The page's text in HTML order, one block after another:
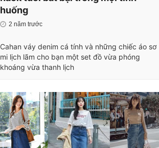
huống
2 năm trước
Cahan váy denim cá tính và những chiếc áo sơ
mi lịch lãm cho bạn một set đồ vừa phóng
khoáng vừa thanh lịch